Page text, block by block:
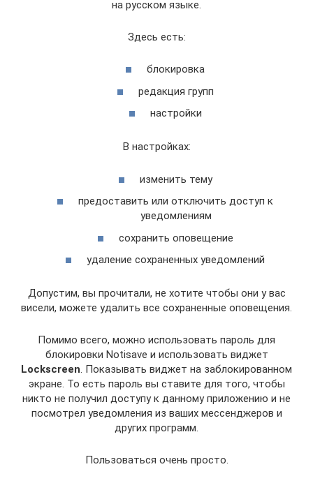
на русском языке.
Здесь есть:
блокировка
редакция групп
настройки
В настройках:
изменить тему
предоставить или отключить доступ к
уведомлениям
сохранить оповещение
удаление сохраненных уведомлений
Допустим, вы прочитали, не хотите чтобы они у вас
висели, можете удалить все сохраненные оповещения.
Помимо всего, можно использовать пароль для
блокировки Notisave и использовать виджет
Lockscreen. Показывать виджет на заблокированном
экране. То есть пароль вы ставите для того, чтобы
никто не получил доступу к данному приложению и не
посмотрел уведомления из ваших мессенджеров и
других программ.
Пользоваться очень просто.